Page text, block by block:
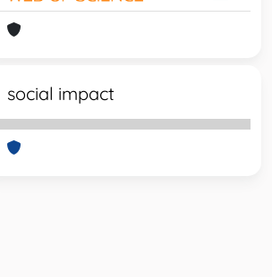
social impact